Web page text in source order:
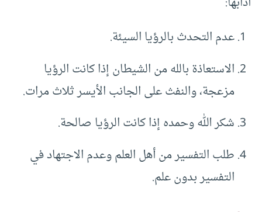
عدم التحدث بالرؤيا السيئة.
الاستعاذة بالله من الشيطان إذا كانت الرؤيا
مزعجة، والنفث على الجانب الأيسر ثلاث مرات.
شكر الله وحمده إذا كانت الرؤيا صالحة.
طلب التفسير من أهل العلم وعدم الاجتهاد في
التفسير بدون علم.